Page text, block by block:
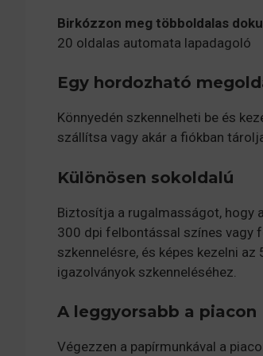
Birkózzon meg többoldalas
20 oldalas automata lapadagoló
Egy hordozható
Könnyedén szkennelheti be és
szállítsa vagy akár a fiókban
Különösen sokoldalú
Biztosítja a rugalmasságot, hogy
300 dpi felbontással színes vagy
szkennelésre, és képes kezelni
igazolványok szkenneléséhez.
A leggyorsabb a piacon
Végezzen a papírmunkával a